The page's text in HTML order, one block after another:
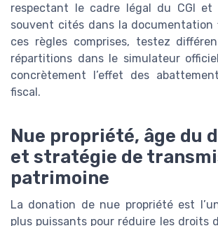
respectant le cadre légal du CGI et
souvent cités dans la documentation
ces règles comprises, testez
répartitions dans le simulateur
concrètement l’effet des
fiscal.
Nue propriété, âge du
et stratégie de
patrimoine
La donation de nue propriété est
plus puissants pour réduire les droits